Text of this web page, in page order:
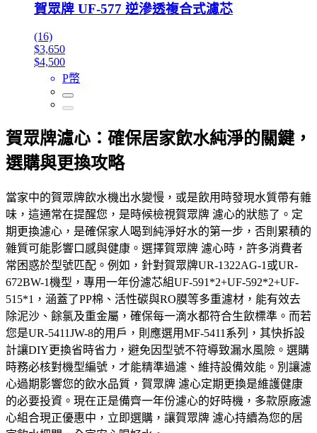
賀眾牌 UF-577 逆滲透複合式濾芯
(16)
$3,650
$4,500
P幣
賀眾牌濾心：確保居家飲水純淨的關鍵，
選購與更換攻略
當家中的賀眾牌飲水機出水變慢，或是飲用時發現水質帶有雜
味，這通常在提醒您，是時候檢視賀眾牌 濾心的狀態了。定
期更換濾心，是確保家人喝到純淨好水的第一步，否則累積的
雜質可能影響口感與健康。選擇賀眾牌 濾心時，許多消費者
常困惑於型號匹配。例如，針對賀眾牌UR-1322AG-1或UR-
672BW-1機型，專用一年份濾芯組UF-591*2+UF-592*2+UF-
515*1，涵蓋了PP棉、活性碳與RO膜等多重濾材，能有效去
除泥沙、餘氯及重金屬，確保每一滴水都符合生飲標準。而若
您是UR-5411JW-8的用戶，則應選用MF-5411系列，其快拆設
計讓DIY更換省時省力，避免因型號不符導致漏水風險。選購
時務必核對機型編號，才能精準過濾、維持設備效能。別讓濾
心過期影響您的飲水品質，賀眾牌 濾心定期更換是維護健康
的必要投資。現在正是備齊一年份濾心的好時機，多款原廠濾
心組合現正優惠中，立即選購，讓賀眾牌 濾心持續為您的居